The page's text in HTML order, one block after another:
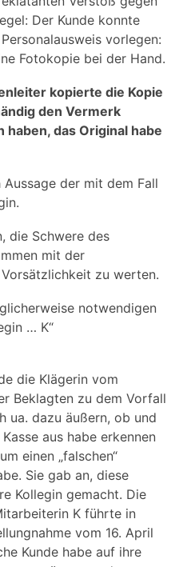
Der Kunde konnte
vorlegen:
Fotokopie bei der Hand.
kopierte die Kopie
den Vermerk
haben, das Original habe
der mit dem Fall
die Schwere des
mit der
zu werten.
notwendigen
… K“
die Klägerin vom
Beklagten zu dem Vorfall
ua. dazu äußern, ob und
aus habe erkennen
einen „falschen“
Sie gab an, diese
Kollegin gemacht. Die
K führte in
vom 16. April
Kunde habe auf ihre